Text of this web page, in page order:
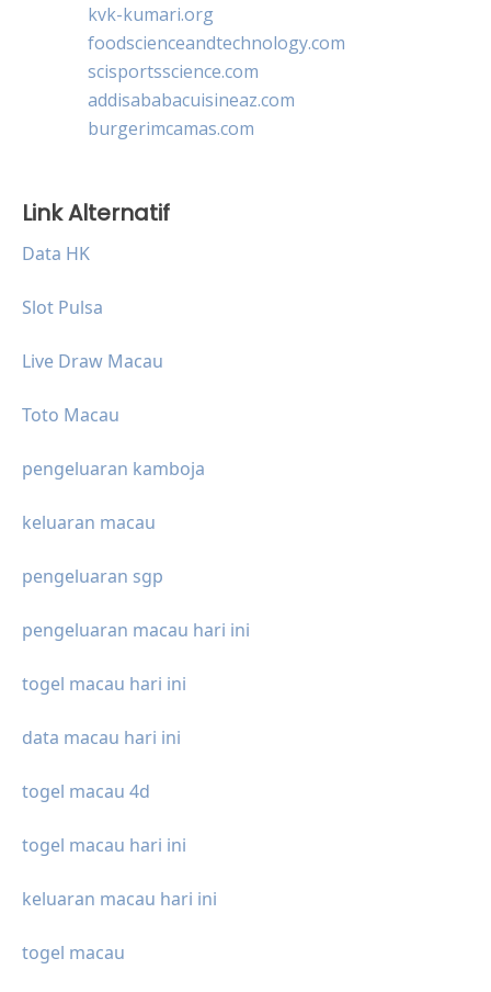
kvk-kumari.org
foodscienceandtechnology.com
scisportsscience.com
addisababacuisineaz.com
burgerimcamas.com
Link Alternatif
Data HK
Slot Pulsa
Live Draw Macau
Toto Macau
pengeluaran kamboja
keluaran macau
pengeluaran sgp
pengeluaran macau hari ini
togel macau hari ini
data macau hari ini
togel macau 4d
togel macau hari ini
keluaran macau hari ini
togel macau